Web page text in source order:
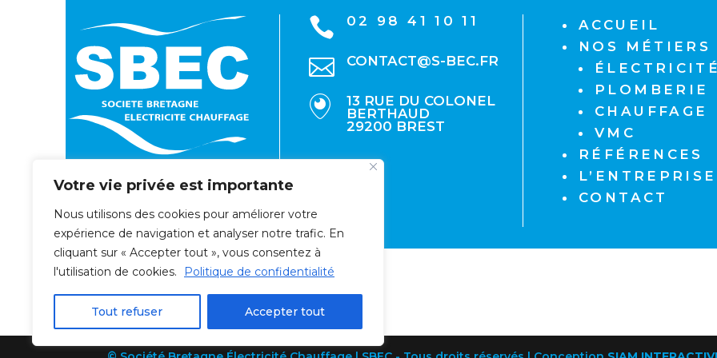
Votre vie privée est importante
Nous utilisons des cookies pour améliorer votre
expérience de navigation et analyser notre trafic. En
cliquant sur « Accepter tout », vous consentez à
l'utilisation de cookies.
Politique de confidentialité
Tout refuser Accepter tout
 02 98 41 10 11
 CONTACT@S-BEC.FR

13 RUE DU COLONEL
BERTHAUD
29200 BREST
ACCUEIL
NOS MÉTIERS
PLOMBERIE
CHAUFFAGE
VMC
RÉFÉRENCES
L’ENTREPRISE
CONTACT